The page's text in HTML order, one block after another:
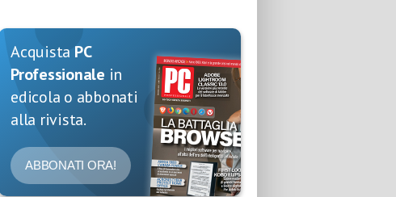
Acquista PC
Professionale in
edicola o abbonati
alla rivista.
ABBONATI ORA!